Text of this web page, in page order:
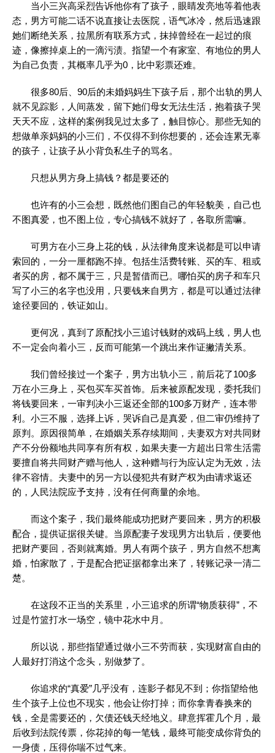
当小三兴高采烈告诉他你有了孩子，眼睛发亮地等着他表
态，男方可能二话不说直接让去医院，语气冰冷，然后迅速跟
她们断绝关系，拉黑所有联系方式，抹掉曾经在一起过的痕
迹，像擦掉桌上的一滴污渍。指望一个有家室、有地位的男人
为自己负责，其概率几乎为0，比中彩票还难。
很多80后、90后的未婚妈妈生下孩子后，那个出轨的男人
就不见踪影，人间蒸发，留下她们母女无法生活，抱着孩子哭
天天不应，这样的案例我见过太多了，触目惊心。那些无知的
想做单亲妈妈的小三们，不仅得不到你想要的，还会连累无辜
的孩子，让孩子从小背负私生子的骂名。
只想从男方身上搞钱？都是要还的
也许有的小三会想，既然他们图自己的年轻貌美，自己也
不图真爱，也不图上位，专心搞钱不就好了，各取所需嘛。
可男方在小三身上花的钱，从法律角度来说都是可以申请
索回的，一分一厘都跑不掉。包括生活费转账、买的车、租或
者买的房，都不属于三，只是暂借而已。哪怕买的房子和车只
写了小三的名字也没用，只要钱来自男方，都是可以通过法律
途径要回的，铁证如山。
更何况，真到了原配找小三追讨钱财的戏码上线，男人也
不一定会向着小三，反而可能第一个跳出来作证撇清关系。
我们曾经接过一个案子，男方出轨小三，前后花了100多
万在小三身上，买包买车买首饰。后来被原配发现，委托我们
将钱要回来，一审判决小三返还全部的100多万财产，连本带
利。小三不服，选择上诉，哭诉自己是真爱，但二审仍维持了
原判。原因很简单，在婚姻关系存续期间，夫妻双方对共同财
产不分份额地共同享有所有权，如果夫妻一方超出日常生活需
要擅自将共同财产赠与他人，这种赠与行为应认定为无效，法
律不容情。夫妻中的另一方以侵犯共有财产权为由请求返还
的，人民法院应予支持，没有任何商量的余地。
而这个案子，我们最终能成功把财产要回来，男方的积极
配合，提供证据很关键。当原配妻子发现男方出轨后，便要他
把财产要回，否则就离婚。男人有两个孩子，男方自然不想离
婚，怕家散了，于是配合把证据都拿出来了，转账记录一清二
楚。
在这段不正当的关系里，小三追求的所谓“物质获得”，不
过是竹篮打水一场空，镜中花水中月。
所以说，那些指望通过做小三不劳而获，实现财富自由的
人最好打消这个念头，别做梦了。
你追求的“真爱”几乎没有，连影子都见不到；你指望给他
生个孩子上位也不现实，他会让你打掉；而你拿青春换来的
钱，全是需要还的，欠债还钱天经地义。肆意挥霍几个月，最
后收到法院传票，你花掉的每一笔钱，最终可能变成你背负的
一身债，压得你喘不过气来。